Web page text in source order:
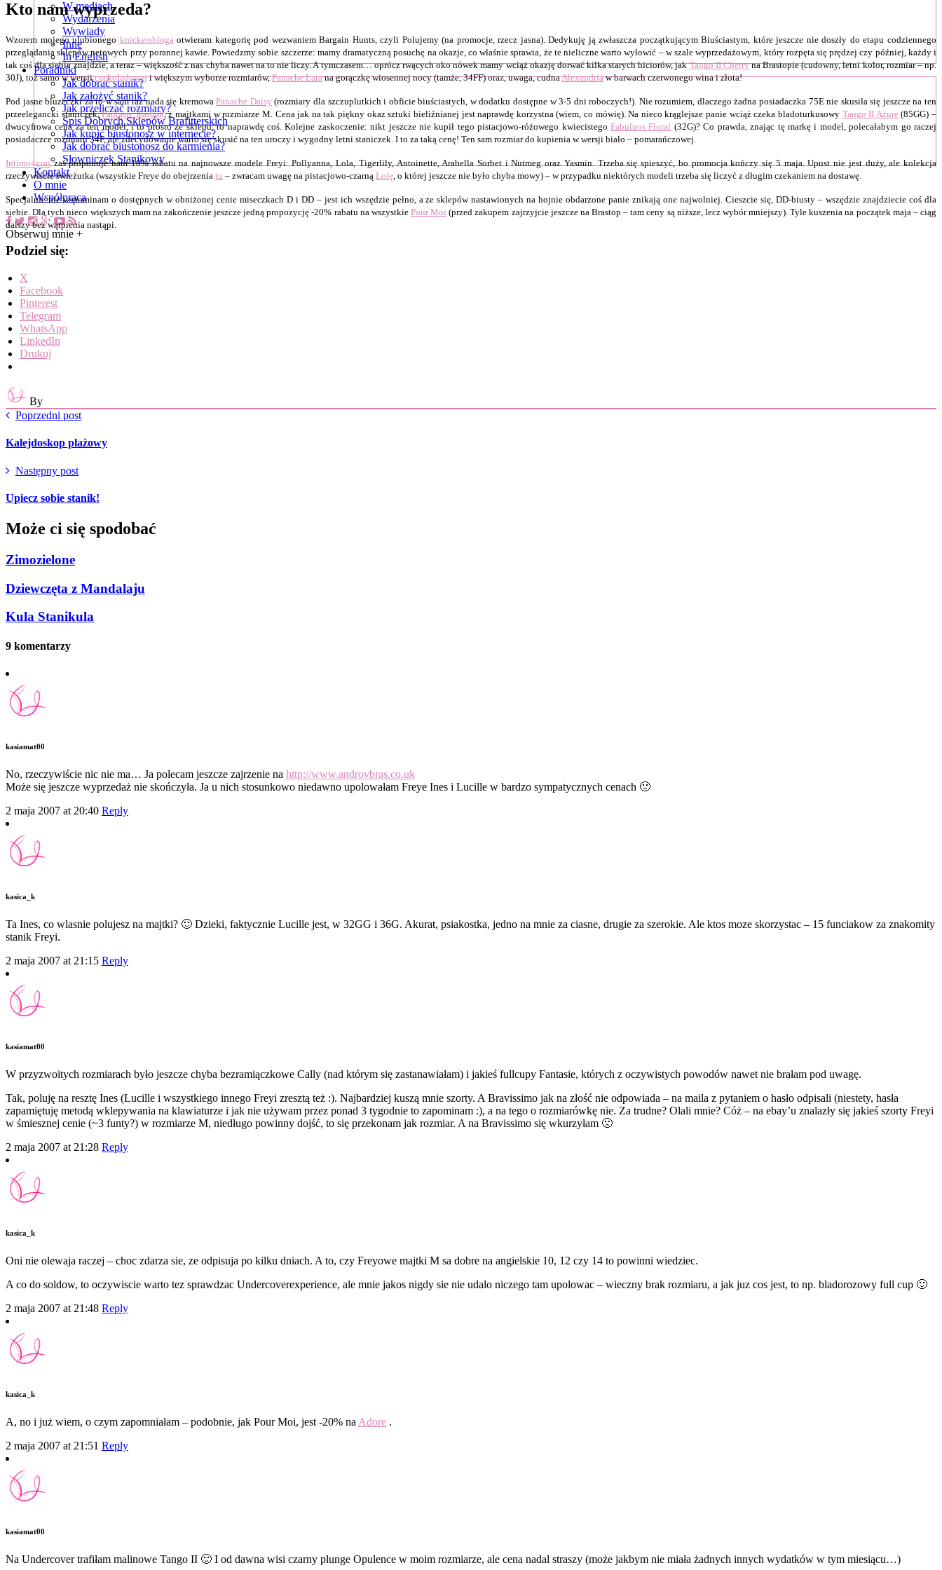
W mediach
Wydarzenia
Wywiady
Inne
In English
Poradniki
Jak dobrać stanik?
Jak założyć stanik?
Jak przeliczać rozmiary?
Spis Dobrych Sklepów Brafitterskich
Jak kupić biustonosz w internecie?
Jak dobrać biustonosz do karmienia?
Słowniczek Stanikowy
Kontakt
O mnie
Współpraca
Obserwuj mnie +
Kto nam wyprzeda?
Wzorem mojego ulubionego knickersbloga otwieram kategorię pod wezwaniem Bargain Hunts, czyli Polujemy (na promocje, rzecz jasna). Dedykuję ją zwłaszcza początkującym Biuściastym, które jeszcze nie doszły do etapu codziennego
przeglądania sklepów netowych przy porannej kawie. Powiedzmy sobie szczerze: mamy dramatyczną posuchę na okazje, co właśnie sprawia, że te nieliczne warto wyłowić – w szale wyprzedażowym, który rozpęta się prędzej czy później, każdy i
tak coś dla siebie znajdzie, a teraz – większość z nas chyba nawet na to nie liczy. A tymczasem… oprócz rwących oko nówek mamy wciąż okazję dorwać kilka starych hiciorów, jakTango II Cherryna Brastopie (cudowny, letni kolor, rozmiar – np.
30J), toż samo w wersjiczekoladoweji większym wyborze rozmiarów,Panache Larana gorączkę wiosennej nocy (tamże, 34FF) oraz, uwaga, cudnaAlexandriaw barwach czerwonego wina i złota!
Pod jasne bluzeczki za to w sam raz nada się kremowaPanache Daisy (rozmiary dla szczuplutkich i obficie biuściastych, w dodatku dostępne w 3-5 dni roboczych!). Nie rozumiem, dlaczego żadna posiadaczka 75E nie skusiła się jeszcze na ten
przeelegancki staniczek,Fantasie Kasbah, z majtkami w rozmiarze M. Cena jak na tak piękny okaz sztuki bieliźnianej jest naprawdę korzystna (wiem, co mówię). Na nieco krąglejsze panie wciąż czeka bladoturkusowy Tango II Azure(85GG) –
dwucyfrowa cena za ten model, i to prosto ze sklepu, to naprawdę coś. Kolejne zaskoczenie: nikt jeszcze nie kupił tego pistacjowo-różowego kwiecistegoFabuluos Floral (32G)? Co prawda, znając tę markę i model, polecałabym go raczej
posiadaczce rozmiaru 34F, ale zdecydowanie warto się skusić na ten uroczy i wygodny letni staniczek. I to za taką cenę! Ten sam rozmiar do kupienia w wersji biało – pomarańczowej.
Intimo4youzaś proponuje nam 10% rabatu na najnowsze modele Freyi: Pollyanna, Lola, Tigerlily, Antoinette, Arabella Sorbet i Nutmeg oraz Yasmin. Trzeba się spieszyć, bo promocja kończy się 5 maja. Upust nie jest duży, ale kolekcja
rzeczywiście świeżutka (wszystkie Freye do obejrzenia tu – zwracam uwagę na pistacjowo-czarną Lolę , o której jeszcze nie było chyba mowy) – w przypadku niektórych modeli trzeba się liczyć z długim czekaniem na dostawę.
Specjalnie nie wspominam o dostępnych w obniżonej cenie miseczkach D i DD – jest ich wszędzie pełno, a ze sklepów nastawionych na hojnie obdarzone panie znikają one najwolniej. Cieszcie się, DD-biusty – wszędzie znajdziecie coś dla
siebie. Dla tych nieco większych mam na zakończenie jeszcze jedną propozycję -20% rabatu na wszystkiePour Moi (przed zakupem zajrzyjcie jeszcze na Brastop – tam ceny są niższe, lecz wybór mniejszy). Tyle kuszenia na początek maja – ciąg
dalszy bez wątpienia nastąpi.
Podziel się:
X
Facebook
Pinterest
Telegram
WhatsApp
LinkedIn
Drukuj
By
Poprzedni post
Kalejdoskop plażowy
Następny post
Upiecz sobie stanik!
Może ci się spodobać
Zimozielone
Dziewczęta z Mandalaju
Kula Stanikula
9 komentarzy
kasiamat00
No, rzeczywiście nic nie ma… Ja polecam jeszcze zajrzenie na http://www.androvbras.co.uk
Może się jeszcze wyprzedaż nie skończyła. Ja u nich stosunkowo niedawno upolowałam Freye Ines i Lucille w bardzo sympatycznych cenach 🙂
2 maja 2007 at 20:40 Reply
kasica_k
Ta Ines, co wlasnie polujesz na majtki? 🙂 Dzieki, faktycznie Lucille jest, w 32GG i 36G. Akurat, psiakostka, jedno na mnie za ciasne, drugie za szerokie. Ale ktos moze skorzystac – 15 funciakow za znakomity
stanik Freyi.
2 maja 2007 at 21:15 Reply
kasiamat00
W przyzwoitych rozmiarach było jeszcze chyba bezramiączkowe Cally (nad którym się zastanawiałam) i jakieś fullcupy Fantasie, których z oczywistych powodów nawet nie brałam pod uwagę.
Tak, poluję na resztę Ines (Lucille i wszystkiego innego Freyi zresztą też :). Najbardziej kuszą mnie szorty. A Bravissimo jak na złość nie odpowiada – na maila z pytaniem o hasło odpisali (niestety, hasła
zapamiętuję metodą wklepywania na klawiaturze i jak nie używam przez ponad 3 tygodnie to zapominam :), a na tego o rozmiarówkę nie. Za trudne? Olali mnie? Cóż – na ebay’u znalazły się jakieś szorty Freyi
w śmiesznej cenie (~3 funty?) w rozmiarze M, niedługo powinny dojść, to się przekonam jak rozmiar. A na Bravissimo się wkurzyłam 🙁
2 maja 2007 at 21:28 Reply
kasica_k
Oni nie olewaja raczej – choc zdarza sie, ze odpisuja po kilku dniach. A to, czy Freyowe majtki M sa dobre na angielskie 10, 12 czy 14 to powinni wiedziec.
A co do soldow, to oczywiscie warto tez sprawdzac Undercoverexperience, ale mnie jakos nigdy sie nie udalo niczego tam upolowac – wieczny brak rozmiaru, a jak juz cos jest, to np. bladorozowy full cup 🙂
2 maja 2007 at 21:48 Reply
kasica_k
A, no i już wiem, o czym zapomniałam – podobnie, jak Pour Moi, jest -20% na Adore .
2 maja 2007 at 21:51 Reply
kasiamat00
Na Undercover trafiłam malinowe Tango II 🙂 I od dawna wisi czarny plunge Opulence w moim rozmiarze, ale cena nadal straszy (może jakbym nie miała żadnych innych wydatków w tym miesiącu…)